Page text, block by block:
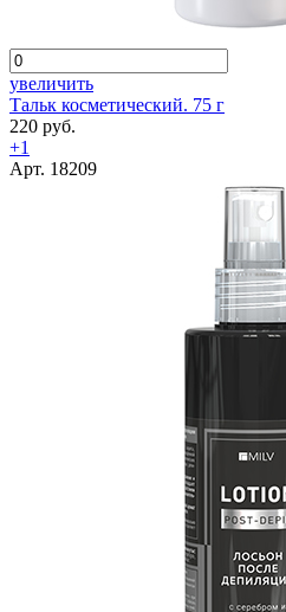
увеличить
Тальк косметический. 75 г
220 руб.
+1
Арт. 18209